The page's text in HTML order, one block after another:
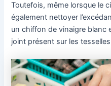
Toutefois, même lorsque le
également nettoyer
un chiffon de vinaigre blanc
joint présent sur les